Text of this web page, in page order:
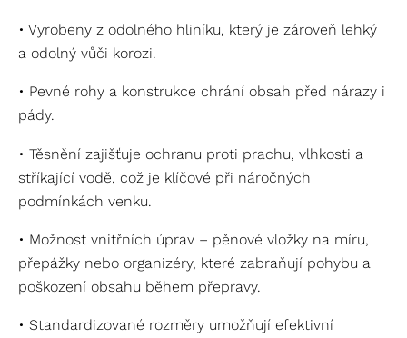
• Vyrobeny z odolného hliníku, který je zároveň lehký
a odolný vůči korozi.
• Pevné rohy a konstrukce chrání obsah před nárazy i
pády.
• Těsnění zajišťuje ochranu proti prachu, vlhkosti a
stříkající vodě, což je klíčové při náročných
podmínkách venku.
• Možnost vnitřních úprav – pěnové vložky na míru,
přepážky nebo organizéry, které zabraňují pohybu a
poškození obsahu během přepravy.
• Standardizované rozměry umožňují efektivní